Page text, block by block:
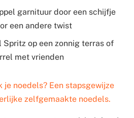
garnituur door een schijfje
een andere twist
Spritz op een zonnig terras of
met vrienden
je noedels? Een stapsgewijze
zelfgemaakte noedels.